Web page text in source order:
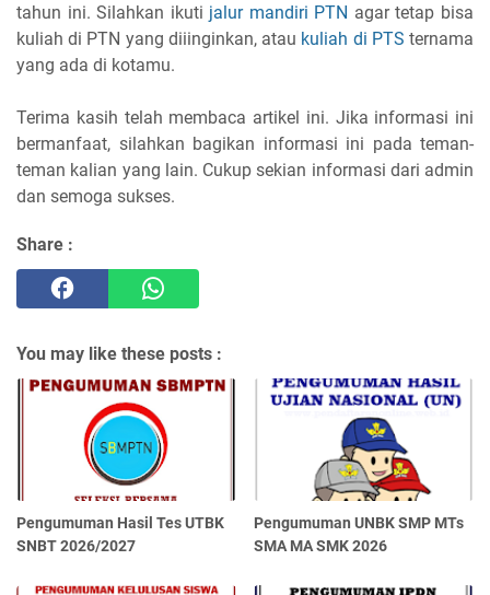
tahun ini. Silahkan ikuti jalur mandiri PTN agar tetap bisa
kuliah di PTN yang diiinginkan, atau kuliah di PTS ternama
yang ada di kotamu.
Terima kasih telah membaca artikel ini. Jika informasi ini
bermanfaat, silahkan bagikan informasi ini pada teman-
teman kalian yang lain. Cukup sekian informasi dari admin
dan semoga sukses.
Share :
You may like these posts :
Pengumuman Hasil Tes UTBK
SNBT 2026/2027
Pengumuman UNBK SMP MTs
SMA MA SMK 2026